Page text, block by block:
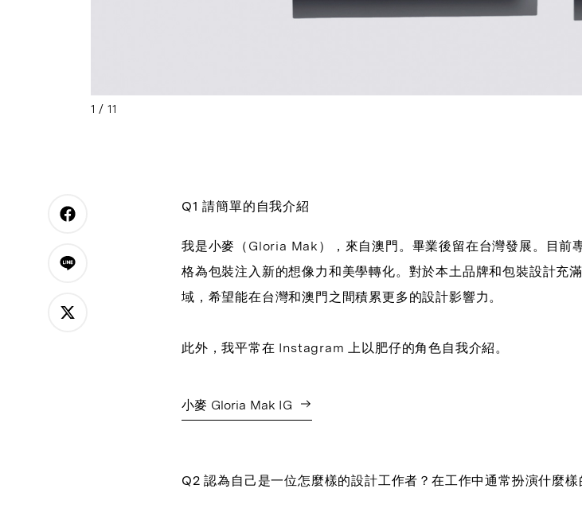
1 / 11
Q1 請簡單的自我介紹
我是小麥（Gloria Mak），來自澳門。畢業後留在台灣發展。目前
格為包裝注入新的想像力和美學轉化。對於本土品牌和包裝設計充
域，希望能在台灣和澳門之間積累更多的設計影響力。
此外，我平常在 Instagram 上以肥仔的角色自我介紹。
小麥 Gloria Mak IG
Q2 認為自己是一位怎麼樣的設計工作者？在工作中通常扮演什麼樣